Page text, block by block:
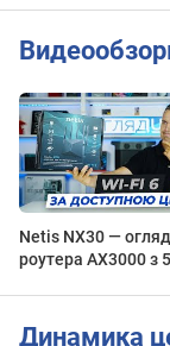
Netis NX30 —
роутера AX3000 з 5
Динамика